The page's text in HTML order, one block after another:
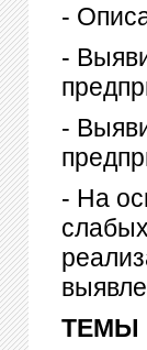
-
-
-
- На
ТЕМЫ